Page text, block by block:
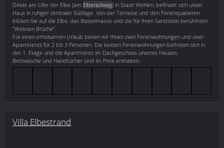
Direkt am Ufer der Elbe (am Elberadweg) in Stadt Wehlen, befindet sich unser
Haus in ruhiger zentraler Südlage. Von der Terrasse und den Ferienquatieren
blicken Sie auf die Elbe, das Basteimassiv und die für ihren Sandstein berühmten
"Weissen Brüche".
Für einen erholsamen Urlaub bieten wir Ihnen zwei Ferienwohnungen und zwei
Apartments für 2 bis 3 Personen. Die beiden Ferienwohnungen befinden sich in
der 1. Etage und die Apartments im Dachgeschoss unseres Hauses.
Bettwäsche und Handtücher sind im Preis enthalten.
Villa Elbestrand